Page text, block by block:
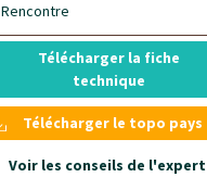
Rencontre
Télécharger la fiche
technique
Télécharger le topo pays
Voir les conseils de l'expert